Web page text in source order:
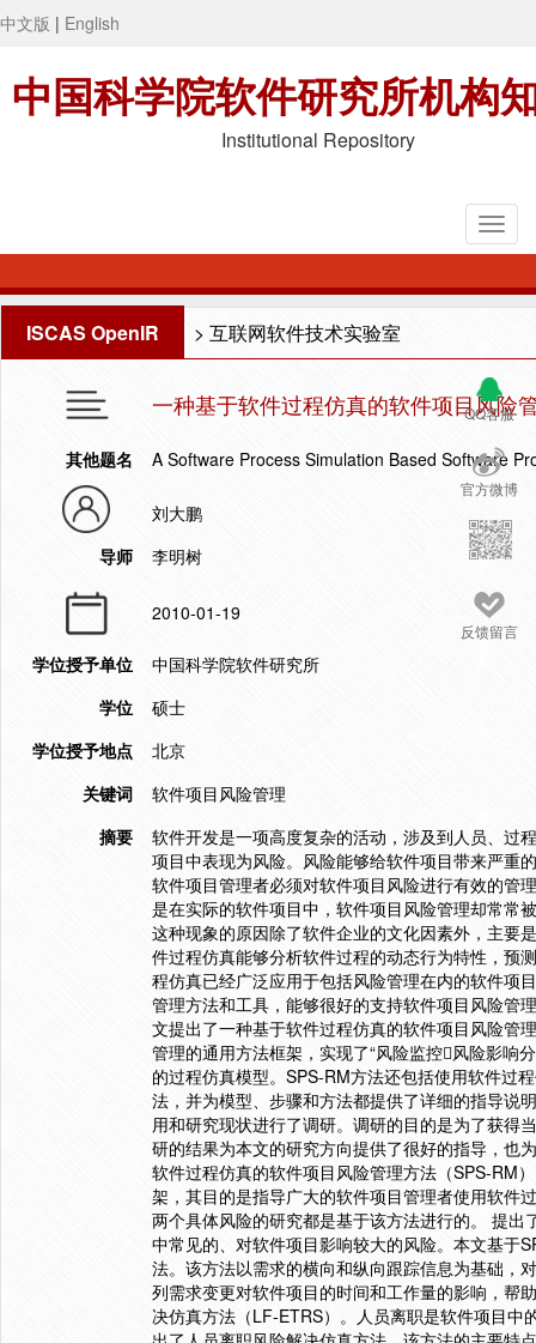
中文版 | English
中国科学院软件研究所机构
Institutional Repository
ISCAS OpenIR > 互联网软件技术实验室
QQ客服
官方微博
反馈留言
一种基于软件过程仿真的软件项目风险
其他题名 A Software Process Simulation Based Software
刘大鹏
导师
李明树
2010-01-19
学位授予单位
中国科学院软件研究所
学位
硕士
学位授予地点
北京
关键词
软件项目风险管理
摘要
软件开发是一项高度复杂的活动，涉及到人员、过
项目中表现为风险。风险能够给软件项目带来严重
软件项目管理者必须对软件项目风险进行有效的管
是在实际的软件项目中，软件项目风险管理却常常
这种现象的原因除了软件企业的文化因素外，主要
件过程仿真能够分析软件过程的动态行为特性，预
程仿真已经广泛应用于包括风险管理在内的软件项
管理方法和工具，能够很好的支持软件项目风险管
文提出了一种基于软件过程仿真的软件项目风险管
管理的通用方法框架，实现了“风险监控风险影响
的过程仿真模型。SPS-RM方法还包括使用软件过
法，并为模型、步骤和方法都提供了详细的指导说
用和研究现状进行了调研。调研的目的是为了获得
研的结果为本文的研究方向提供了很好的指导，也
软件过程仿真的软件项目风险管理方法（SPS-RM
架，其目的是指导广大的软件项目管理者使用软件
两个具体风险的研究都是基于该方法进行的。 提
中常见的、对软件项目影响较大的风险。本文基于
法。该方法以需求的横向和纵向跟踪信息为基础，
列需求变更对软件项目的时间和工作量的影响，帮
决仿真方法（LF-ETRS）。人员离职是软件项目